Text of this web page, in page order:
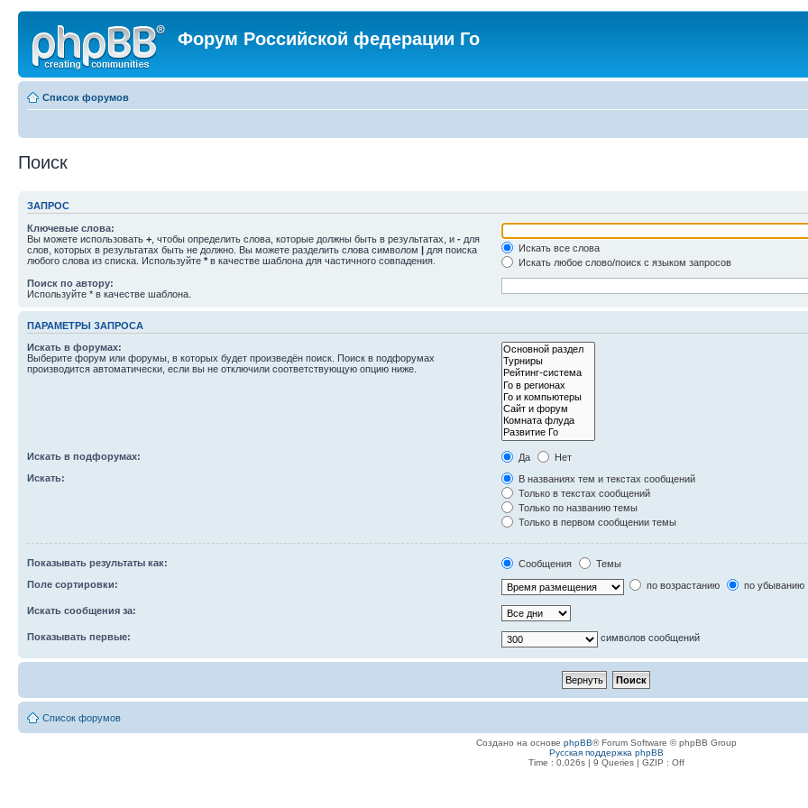
Форум Российской федерации Го
Список форумов
Поиск
ЗАПРОС
Ключевые слова:
Вы можете использовать + , чтобы определить слова, которые должны быть в результатах, и - для
слов, которых в результатах быть не должно. Вы можете разделить слова символом | для поиска
любого слова из списка. Используйте * в качестве шаблона для частичного совпадения.
Искать все слова
Искать любое слово/поиск с языком запросов
Поиск по автору:
Используйте * в качестве шаблона.
ПАРАМЕТРЫ ЗАПРОСА
Искать в форумах:
Выберите форум или форумы, в которых будет произведён поиск. Поиск в подфорумах
производится автоматически, если вы не отключили соответствующую опцию ниже.
Искать в подфорумах: Да
Нет
Искать:
В названиях тем и текстах сообщений
Только в текстах сообщений
Только по названию темы
Только в первом сообщении темы
Показывать результаты как: Сообщения
Темы
Поле сортировки:
по возрастанию по убыванию
Искать сообщения за:
Показывать первые: символов сообщений
Список форумов
Создано на основе phpBB® Forum Software © phpBB Group
Русская поддержка phpBB
Time : 0.026s | 9 Queries | GZIP : Off